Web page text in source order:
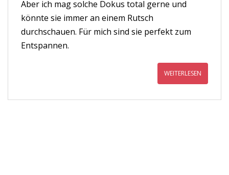
Aber ich mag solche Dokus total gerne und
könnte sie immer an einem Rutsch
durchschauen. Für mich sind sie perfekt zum
Entspannen.
WEITERLESEN